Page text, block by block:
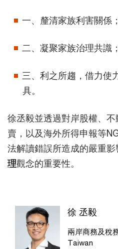
一、釐清家族利害關係；
二、凝聚家族治理共識；
三、利之所趨，借力使
具。
徐丞毅並透過對岸股權、
賣，以及海外所得申報等
法解讀錯誤所造成的嚴重
理觀念的重要性。
徐 丞毅
兩岸商務及稅
Taiwan